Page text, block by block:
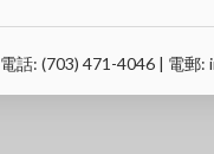
電話: (703) 471-4046 | 電郵: